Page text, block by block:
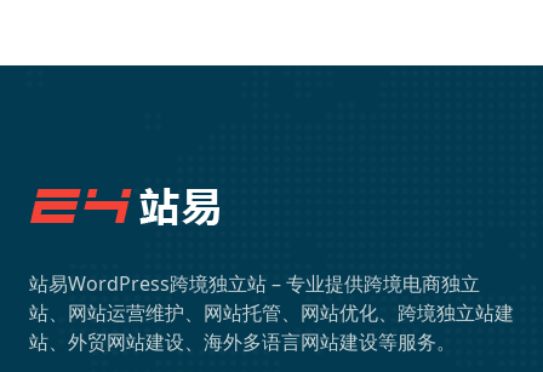
站易WordPress跨境独立站 – 专业提供跨境电商独立
站、网站运营维护、网站托管、网站优化、跨境独立站建
站、外贸网站建设、海外多语言网站建设等服务。